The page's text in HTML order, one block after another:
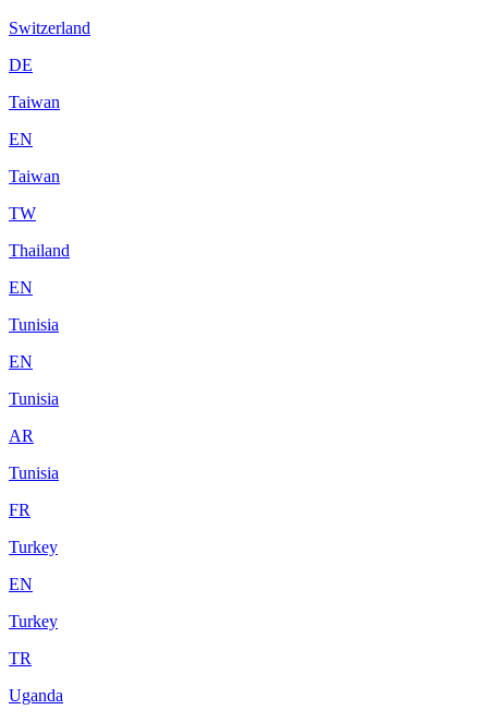
Switzerland
DE
Taiwan
EN
Taiwan
TW
Thailand
EN
Tunisia
EN
Tunisia
AR
Tunisia
FR
Turkey
EN
Turkey
TR
Uganda